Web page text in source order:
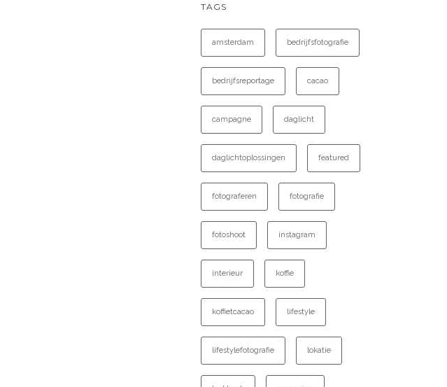
TAGS
amsterdam bedrijfsfotografie
bedrijfsreportage cacao
campagne daglicht
daglichtoplossingen featured
fotograferen fotografie
fotoshoot instagram
interieur koffie
koffietcacao lifestyle
lifestylefotografie lokatie